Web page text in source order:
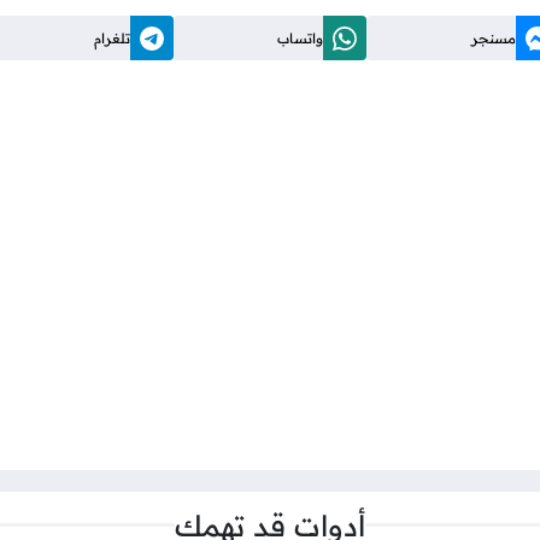
مسنجر واتساب تلغرام
أدوات قد تهمك